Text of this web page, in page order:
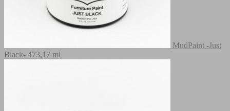
MudPaint -Just
Black- 473,17 ml